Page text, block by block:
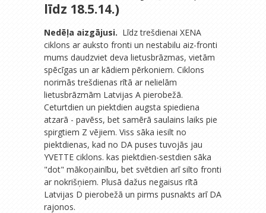
līdz 18.5.14.)
Nedēļa aizgājusi. Līdz trešdienai XENA
ciklons ar auksto fronti un nestabilu aiz-fronti
mums daudzviet deva lietusbrāzmas, vietām
spēcīgas un ar kādiem pērkoniem. Ciklons
norimās trešdienas rītā ar nelielām
lietusbrāzmām Latvijas A pierobežā.
Ceturtdien un piektdien augsta spiediena
atzarā - pavēss, bet samērā saulains laiks pie
spirgtiem Z vējiem. Viss sāka iesilt no
piektdienas, kad no DA puses tuvojās jau
YVETTE ciklons. kas piektdien-sestdien sāka
"dot" mākoņainību, bet svētdien arī silto fronti
ar nokrišņiem. Plusā dažus negaisus rītā
Latvijas D pierobežā un pirms pusnakts arī DA
rajonos.